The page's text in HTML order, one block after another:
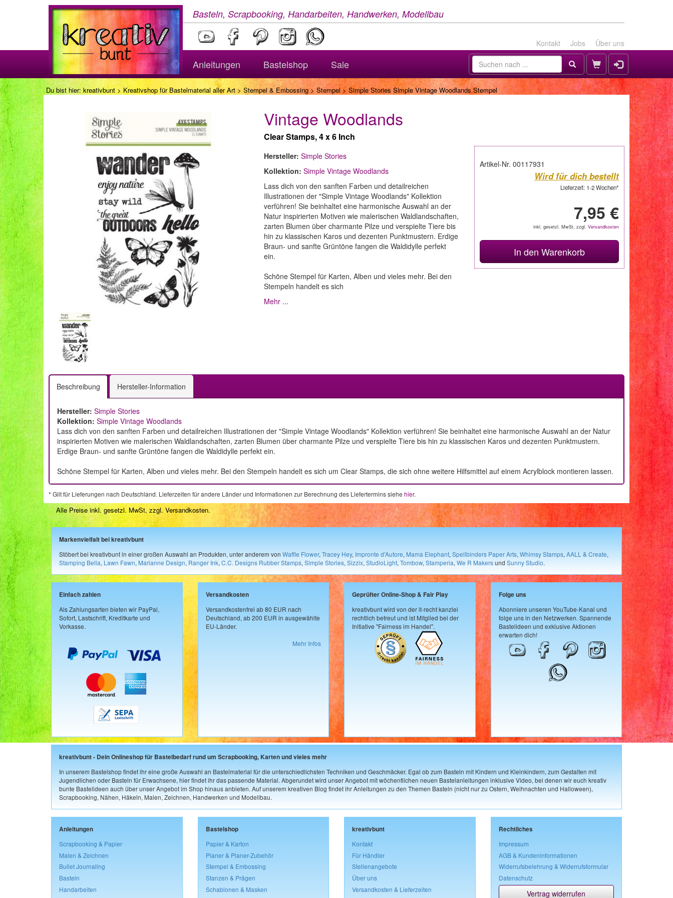
Basteln, Scrapbooking, Handarbeiten, Handwerken, Modellbau
Kontakt Jobs Über uns
Anleitungen Bastelshop Sale
Du bist hier: kreativbunt > Kreativshop für Bastelmaterial aller Art> Stempel & Embossing> Stempel> Simple Stories Simple Vintage Woodlands Stempel
Vintage Woodlands
Clear Stamps, 4 x 6 Inch
Artikel-Nr. 00117931
Wird für dich bestellt
Lieferzeit: 1-2 Wochen*
7,95 €
inkl. gesetzl. MwSt, zzgl. Versandkosten
In den Warenkorb
Hersteller: Simple Stories
Kollektion: Simple Vintage Woodlands
Lass dich von den sanften Farben und detailreichen
Illustrationen der "Simple Vintage Woodlands" Kollektion
verführen! Sie beinhaltet eine harmonische Auswahl an der
Natur inspirierten Motiven wie malerischen Waldlandschaften,
zarten Blumen über charmante Pilze und verspielte Tiere bis
hin zu klassischen Karos und dezenten Punktmustern. Erdige
Braun- und sanfte Grüntöne fangen die Waldidylle perfekt
ein.
Schöne Stempel für Karten, Alben und vieles mehr. Bei den
Stempeln handelt es sich
Mehr ...
Beschreibung Hersteller-Information
Hersteller: Simple Stories
Kollektion: Simple Vintage Woodlands
Lass dich von den sanften Farben und detailreichen Illustrationen der "Simple Vintage Woodlands" Kollektion verführen! Sie beinhaltet eine harmonische Auswahl an der Natur
inspirierten Motiven wie malerischen Waldlandschaften, zarten Blumen über charmante Pilze und verspielte Tiere bis hin zu klassischen Karos und dezenten Punktmustern.
Erdige Braun- und sanfte Grüntöne fangen die Waldidylle perfekt ein.
Schöne Stempel für Karten, Alben und vieles mehr. Bei den Stempeln handelt es sich um Clear Stamps, die sich ohne weitere Hilfsmittel auf einem Acrylblock montieren lassen.
* Gilt für Lieferungen nach Deutschland. Lieferzeiten für andere Länder und Informationen zur Berechnung des Liefertermins siehe hier.
Alle Preise inkl. gesetzl. MwSt, zzgl. Versandkosten.
Markenvielfalt bei kreativbunt
Stöbert bei kreativbunt in einer großen Auswahl an Produkten, unter anderem von Waffle Flower, Tracey Hey, Impronte d'Autore, Mama Elephant, Spellbinders Paper Arts, Whimsy Stamps, AALL & Create,
Stamping Bella, Lawn Fawn, Marianne Design, Ranger Ink, C.C. Designs Rubber Stamps, Simple Stories, Sizzix, StudioLight, Tombow, Stamperia, We R Makersund Sunny Studio.
Einfach zahlen
Als Zahlungsarten bieten wir PayPal,
Sofort, Lastschrift, Kreditkarte und
Vorkasse.
Versandkosten
Versandkostenfrei ab 80 EUR nach
Deutschland, ab 200 EUR in ausgewählte
EU-Länder.
Mehr Infos
Geprüfter Online-Shop & Fair Play
kreativbunt wird von der it-recht kanzlei
rechtlich betreut und ist Mitglied bei der
Initiative "Fairness im Handel".
Folge uns
Abonniere unseren YouTube-Kanal und
folge uns in den Netzwerken. Spannende
Bastelideen und exklusive Aktionen
erwarten dich!
kreativbunt - Dein Onlineshop für Bastelbedarf rund um Scrapbooking, Karten und vieles mehr
In unserem Bastelshop findet ihr eine große Auswahl an Bastelmaterial für die unterschiedlichsten Techniken und Geschmäcker. Egal ob zum Basteln mit Kindern und Kleinkindern, zum Gestalten mit
Jugendlichen oder Basteln für Erwachsene, hier findet ihr das passende Material. Abgerundet wird unser Angebot mit wöchentlichen neuen Bastelanleitungen inklusive Video, bei denen wir euch kreativ
bunte Bastelideen auch über unser Angebot im Shop hinaus anbieten. Auf unserem kreativen Blog findet ihr Anleitungen zu den Themen Basteln (nicht nur zu Ostern, Weihnachten und Halloween),
Scrapbooking, Nähen, Häkeln, Malen, Zeichnen, Handwerken und Modellbau.
Anleitungen
Scrapbooking & Papier
Malen & Zeichnen
Bullet Journaling
Basteln
Handarbeiten
Bastelshop
Papier & Karton
Planer & Planer-Zubehör
Stempel & Embossing
Stanzen & Prägen
Schablonen & Masken
kreativbunt
Kontakt
Für Händler
Stellenangebote
Über uns
Versandkosten & Lieferzeiten
Rechtliches
Impressum
AGB & Kundeninformationen
Widerrufsbelehrung & Widerrufsformular
Datenschutz
Vertrag widerrufen